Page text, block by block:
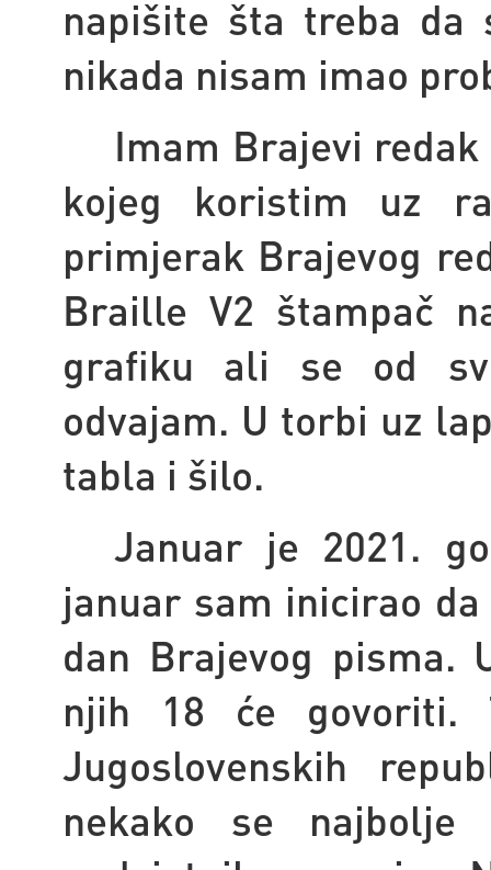
napišite šta treba da
nikada nisam imao
Imam Brajevi
kojeg koristim uz
primjerak Brajevog
Braille V2 štampač
grafiku ali se od
odvajam. U torbi uz
tabla i šilo.
Januar je 2021.
januar sam inicirao
dan Brajevog pisma.
njih 18 će govoriti.
Jugoslovenskih
nekako se najbolje